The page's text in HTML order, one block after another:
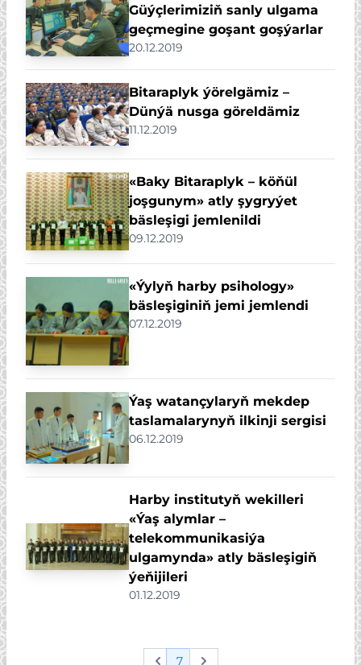
Güýçlerimiziň sanly ulgama
geçmegine goşant goşýarlar
20.12.2019
Bitaraplyk ýörelgämiz –
Dünýä nusga göreldämiz
11.12.2019
«Baky Bitaraplyk – köňül
joşgunym» atly şygryýet
bäsleşigi jemlenildi
09.12.2019
«Ýylyň harby psihology»
bäsleşiginiň jemi jemlendi
07.12.2019
Ýaş watançylaryň mekdep
taslamalarynyň ilkinji sergisi
06.12.2019
Harby institutyň wekilleri
«Ýaş alymlar –
telekommunikasiýa
ulgamynda» atly bäsleşigiň
ýeňijileri
01.12.2019
7